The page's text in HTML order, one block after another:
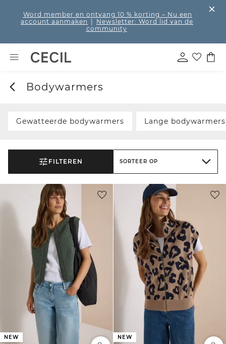
Word member en ontvang 10 % korting – Nu een
account aanmaken
Newsletter: Word lid van de
community
Bodywarmers
Gewatteerde bodywarmers Lange bodywarmers
FILTEREN SORTEER OP
NEW NEW